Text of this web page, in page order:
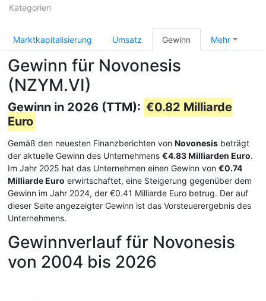
Kategorien
Marktkapitalisierung Umsatz Gewinn Mehr
Gewinn für Novonesis
(NZYM.VI)
Gewinn in 2026 (TTM): €0.82 Milliarde
Euro
Gemäß den neuesten Finanzberichten von Novonesis beträgt
der aktuelle Gewinn des Unternehmens €4.83 Milliarden Euro.
Im Jahr 2025 hat das Unternehmen einen Gewinn von €0.74
Milliarde Euro erwirtschaftet, eine Steigerung gegenüber dem
Gewinn im Jahr 2024, der €0.41 Milliarde Euro betrug. Der auf
dieser Seite angezeigter Gewinn ist das Vorsteuerergebnis des
Unternehmens.
Gewinnverlauf für Novonesis
von 2004 bis 2026